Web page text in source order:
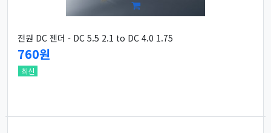
전원 DC 젠더 - DC 5.5 2.1 to DC 4.0 1.75
760원
최신